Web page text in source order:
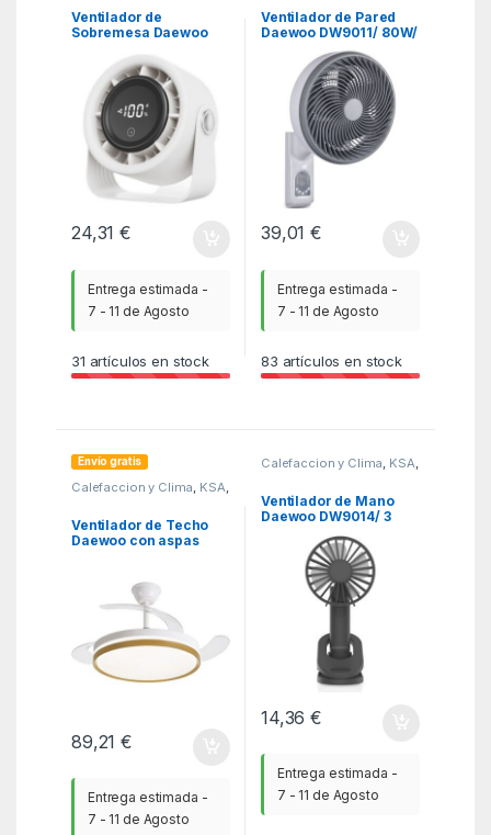
Ventilador de
Sobremesa Daewoo
Aspas/ 4 Velocidades
24,31€
Entrega estimada -
7 - 11 de Agosto
31 artículos en stock
Ventilador de Pared
Daewoo DW9011/ 80W/
5 Aspas 25cm/ 3
Velocidades
39,01€
Entrega estimada -
7 - 11 de Agosto
83 artículos en stock
Envío gratis
Calefaccion y Clima, KSA,
Ventilador de Techo
Daewoo con aspas
Velocidades
89,21€
Entrega estimada -
7 - 11 de Agosto
Calefaccion y Clima, KSA,
Ventilador de Mano
Daewoo DW9014/ 3
velocidades
14,36€
Entrega estimada -
7 - 11 de Agosto